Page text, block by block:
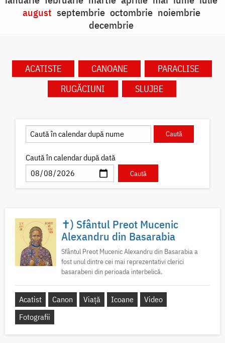
august septembrie octombrie noiembrie
decembrie
ACATISTE CANOANE
PARACLISE
RUGĂCIUNI
SLUJBE
Caută în calendar după dată
✝) Sfântul Preot Mucenic
Alexandru din Basarabia
Sfântul Preot Mucenic Alexandru din Basarabia a
fost unul dintre cei mai reprezentativi clerici
basarabeni din perioada interbelică.
Acatist Canon Viață Icoane
Video
Fotografii